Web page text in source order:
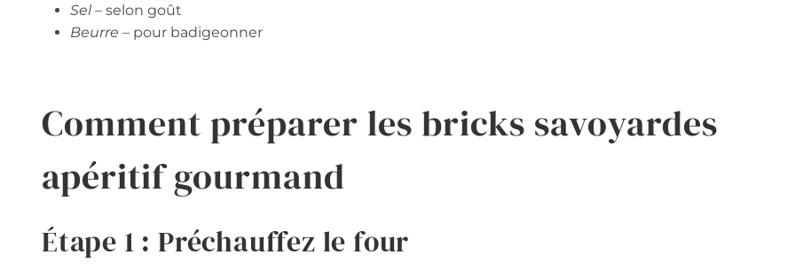
Sel– selon goût
Beurre – pour badigeonner
Comment préparer les bricks savoyardes
apéritif gourmand
Étape 1 : Préchauffez le four